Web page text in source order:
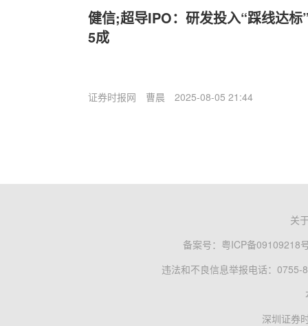
健信;超导IPO：研发投入“踩线达标
5成
证券时报网 曹晨 2025-08-05 21:44
关
备案号： 粤ICP备09109218
违法和不良信息举报电话：0755-
深圳证券